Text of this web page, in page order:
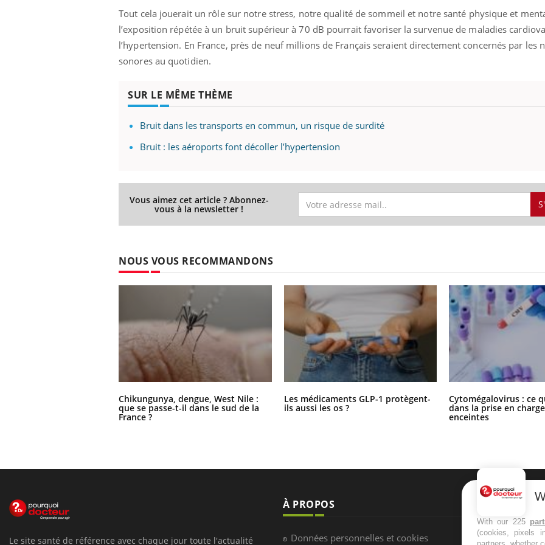
Tout cela jouerait un rôle sur notre stress, notre qualité de sommeil et notre santé physique et
l’exposition répétée à un bruit supérieur à 70 dB pourrait favoriser la survenue de maladies
l’hypertension. En France, près de neuf millions de Français seraient directement concernés par les
sonores au quotidien.
SUR LE MÊME THÈME
Bruit dans les transports en commun, un risque de surdité
Bruit : les aéroports font décoller l’hypertension
Vous aimez cet article ? Abonnez-
vous à la newsletter !
NOUS VOUS RECOMMANDONS
Chikungunya, dengue, West Nile :
que se passe-t-il dans le sud de la
France ?
Les médicaments GLP-1 protègent-
ils aussi les os ?
Cytomégalovirus : ce
dans la prise en
enceintes
sont ...
With our 225
(cookies, pixels